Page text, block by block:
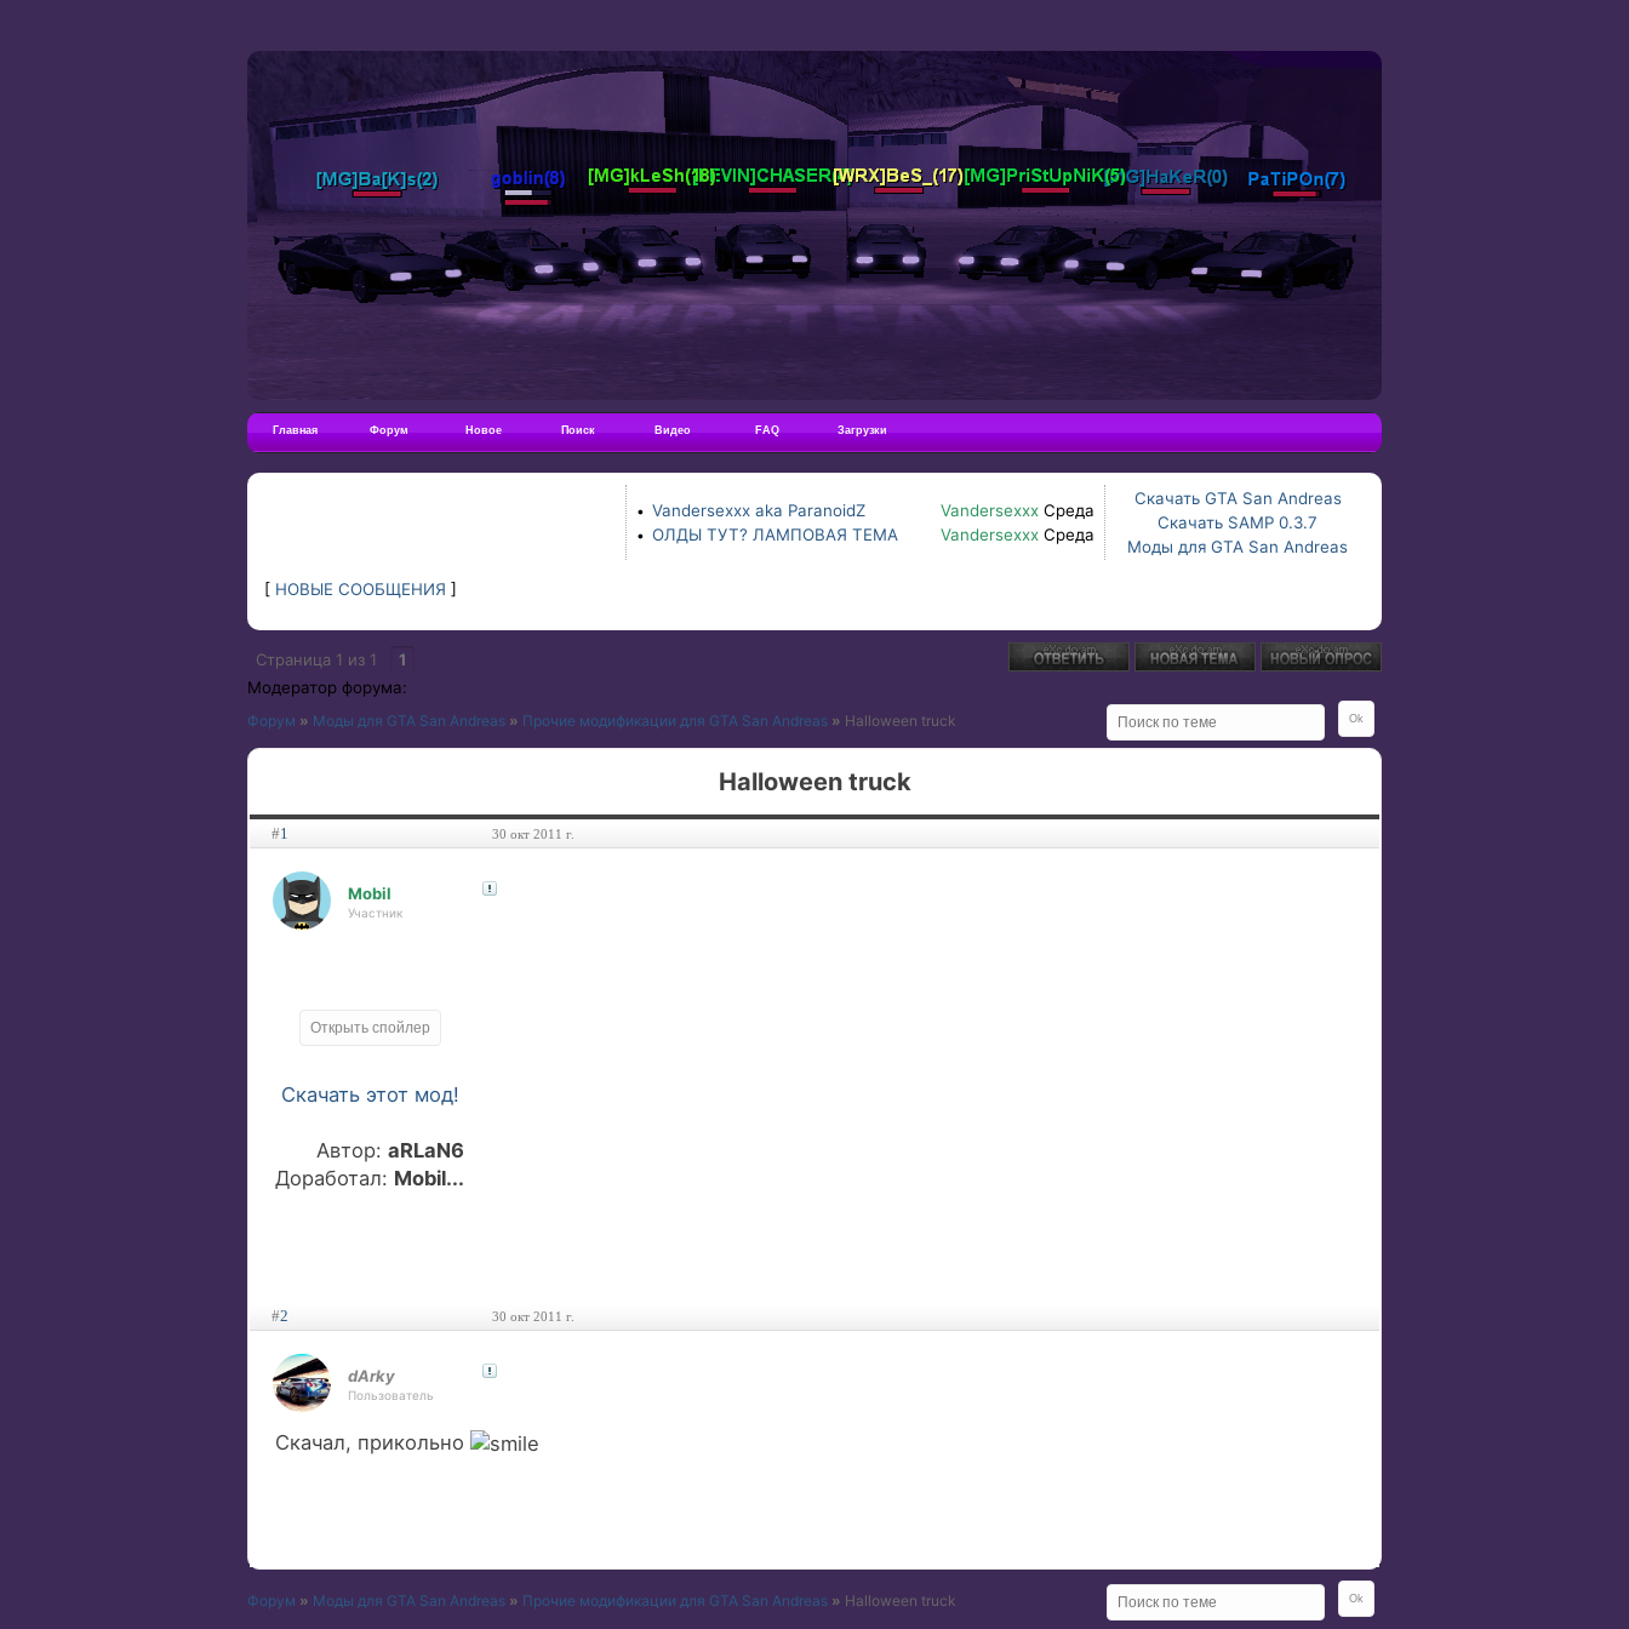
Главная Форум Новое Поиск Видео FAQ Загрузки
• Vandersexxx aka ParanoidZ Vandersexxx Среда
• ОЛДЫ ТУТ? ЛАМПОВАЯ ТЕМА Vandersexxx Среда
Скачать GTA San Andreas
Скачать SAMP 0.3.7
Моды для GTA San Andreas
[ НОВЫЕ СООБЩЕНИЯ ]
Страница 1 из 1
1
Модератор форума:
Форум » Моды для GTA San Andreas » Прочие модификации для GTA San Andreas » Halloween truck
Halloween truck
#1 30 окт 2011 г.
Mobil
Участник
Скачать этот мод!
Автор: aRLaN6
Доработал: Mobil...
#2 30 окт 2011 г.
dArky
Пользователь
Скачал, прикольно
Форум » Моды для GTA San Andreas » Прочие модификации для GTA San Andreas » Halloween truck